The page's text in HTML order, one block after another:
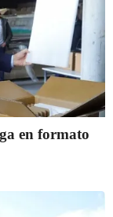
en formato